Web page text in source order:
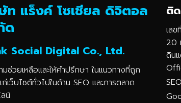
ท แร็งค์ โซเชียล ดิจิตอล
ด
Social Digital Co., Ltd.
มช่วยเหลือและให้คำปรึกษา ในแนวทางที่ถูก
เว็บไซต์ทั่วไปในด้าน SEO และการตลาด
น์
ติ
เล
20
ดิน